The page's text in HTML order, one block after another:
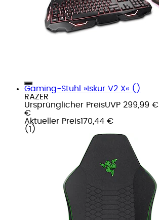
Gaming-Stuhl »Iskur V2 X« ()
RAZER
Ursprünglicher PreisUVP 299,99 €
€
Aktueller Preis170,44 €
(1 )